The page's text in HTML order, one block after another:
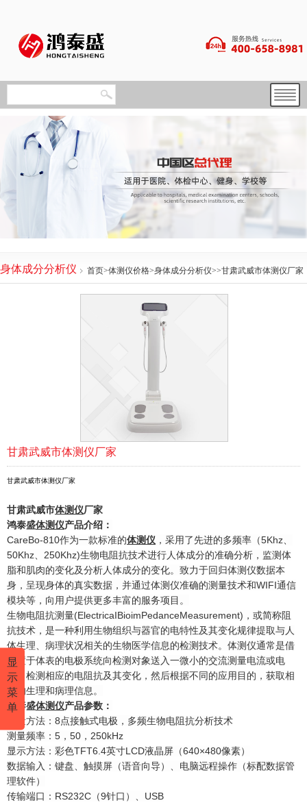
身体成分分析仪 首页>体测仪价格>身体成分分析仪>>甘肃武威市体测仪厂家
甘肃武威市体测仪厂家
甘肃武威市体测仪厂家
甘肃武威市体测仪厂家
鸿泰盛体测仪产品介绍：
CareBo-810作为一款标准的体测仪 ，采用了先进的多频率（5Khz、
50Khz、250Khz)生物电阻抗技术进行人体成分的准确分析，监测体
脂和肌肉的变化及分析人体成分的变化。致力于回归体测仪数据本
身，呈现身体的真实数据，并通过体测仪准确的测量技术和WIFI通信
模块等，向用户提供更多丰富的服务项目。
生物电阻抗测量(ElectricaIBioimPedanceMeasurement)，或简称阻
抗技术，是一种利用生物组织与器官的电特性及其变化规律提取与人
体生理、病理状况相关的生物医学信息的检测技术。体测仪通常是借
助置于体表的电极系统向检测对象送入一微小的交流测量电流或电
压，检测相应的电阻抗及其变化，然后根据不同的应用目的，获取相
关的生理和病理信息。
鸿泰盛体测仪产品参数：
测量方法：8点接触式电极，多频生物电阻抗分析技术
测量频率：5，50，250kHz
显示方法：彩色TFT6.4英寸LCD液晶屏（640×480像素）
数据输入：键盘、触摸屏（语音向导）、电脑远程操作（标配数据管
理软件）
传输端口：RS232C（9针口）、USB
显
示
菜
单